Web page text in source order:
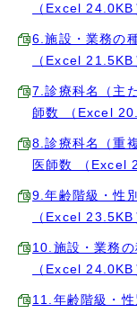
（Excel 24.0KB
6.施設・業務の
（Excel 21.5KB
7.診療科名（主
師数 （Excel
8.診療科名（重
医師数 （Excel
9.年齢階級・性
（Excel 23.5KB
10.施設・業務
（Excel 24.0KB
11.年齢階級・